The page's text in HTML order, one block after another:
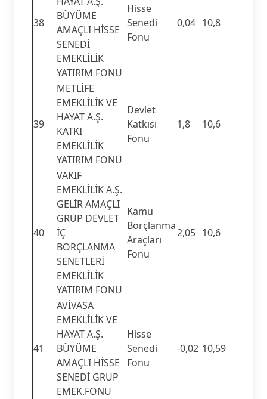
38
BÜYÜME
AMAÇLI HİSSE
SENEDİ
EMEKLİLİK
YATIRIM FONU
Hisse
Senedi
Fonu
0,04 10,8
39
METLİFE
EMEKLİLİK VE
HAYAT A.Ş.
KATKI
EMEKLİLİK
YATIRIM FONU
Devlet
Katkısı
Fonu
1,8 10,6
40
VAKIF
EMEKLİLİK A.Ş.
GELİR AMAÇLI
GRUP DEVLET
İÇ
BORÇLANMA
SENETLERİ
EMEKLİLİK
YATIRIM FONU
Kamu
Borçlanma
Araçları
Fonu
2,05 10,6
41
AVİVASA
EMEKLİLİK VE
HAYAT A.Ş.
BÜYÜME
AMAÇLI HİSSE
SENEDİ GRUP
EMEK.FONU
Hisse
Senedi
Fonu
-0,02 10,59